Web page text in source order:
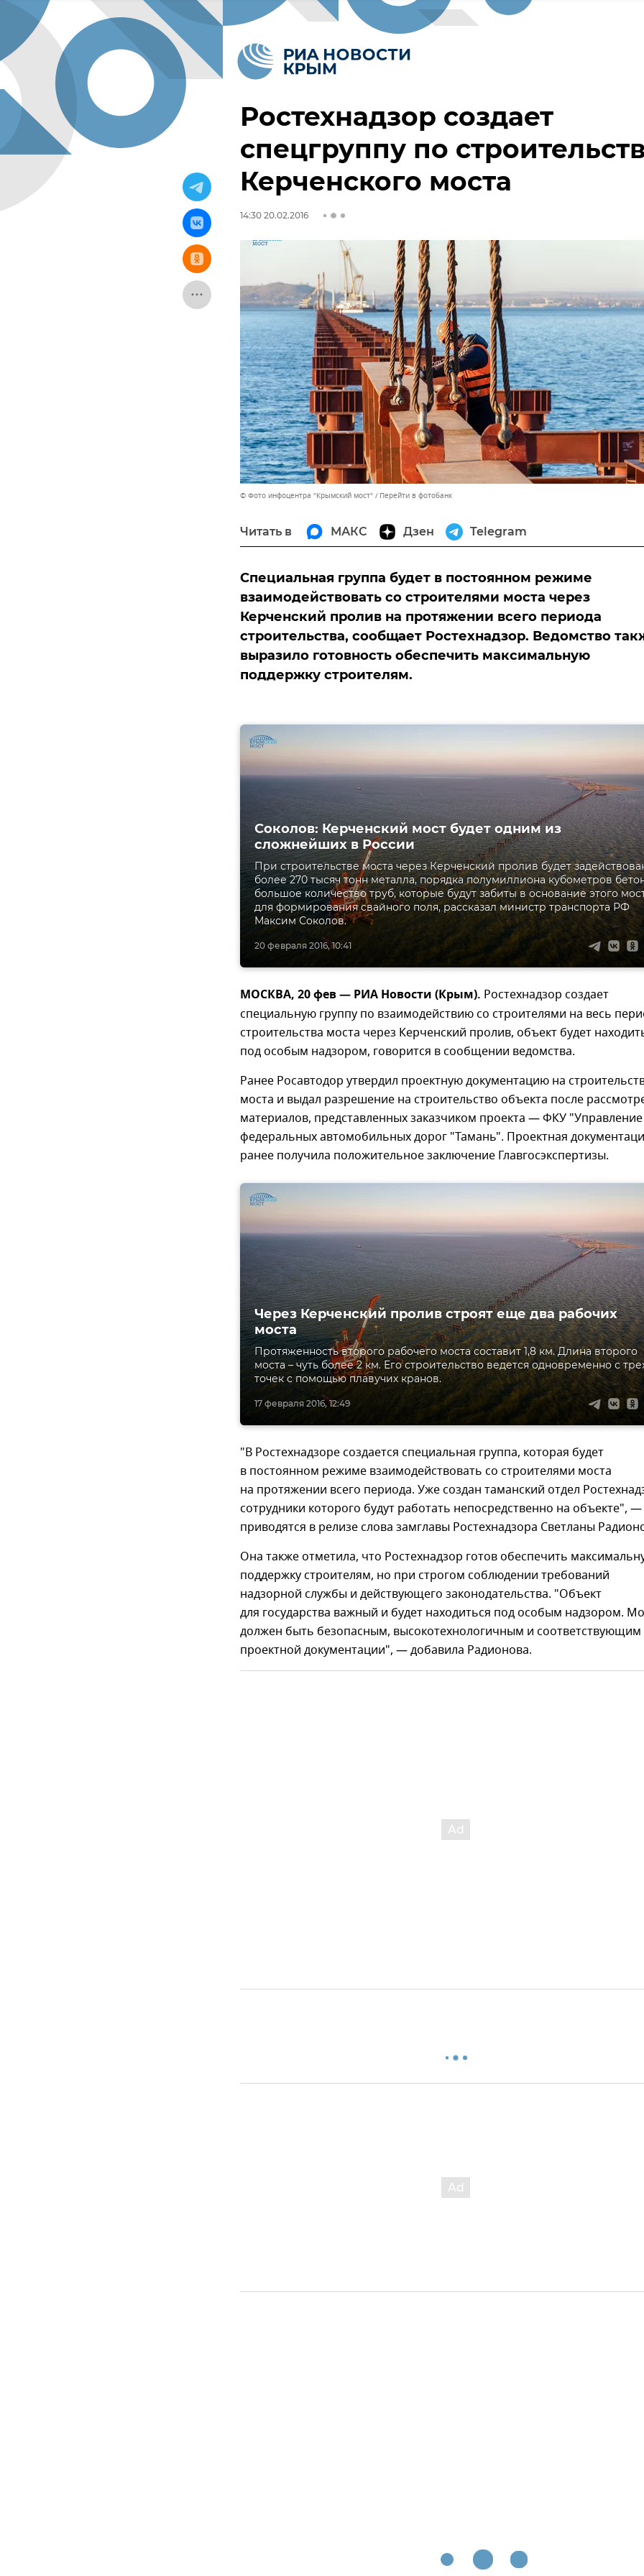
Ростехнадзор создает
спецгруппу по
Керченского моста
14:30 20.02.2016
© Фото инфоцентра "Крымский мост" Перейти в фотобанк
Читать в МАКС Дзен Telegram
Специальная группа будет в постоянном режиме
взаимодействовать со строителями моста через
Керченский пролив на протяжении всего периода
строительства, сообщает Ростехнадзор. Ведомство
выразило готовность обеспечить максимальную
поддержку строителям.
20 февраля 2016, 10:41
Соколов: Керченский мост будет одним из
сложнейших в России
При строительстве моста через Керченский пролив будет
более 270 тысяч тонн металла, порядка полумиллиона кубометров
большое количество труб, которые будут забиты в основание этого
для формирования свайного поля, рассказал министр транспорта РФ
Максим Соколов.
МОСКВА, 20 фев — РИА Новости (Крым). Ростехнадзор создает
специальную группу по взаимодействию со строителями на весь
строительства моста через Керченский пролив, объект будет
под особым надзором, говорится в сообщении ведомства.
Ранее Росавтодор утвердил проектную документацию на
моста и выдал разрешение на строительство объекта после
материалов, представленных заказчиком проекта — ФКУ "Управление
федеральных автомобильных дорог "Тамань". Проектная
ранее получила положительное заключение Главгосэкспертизы.
17 февраля 2016, 12:49
Через Керченский пролив строят еще два рабочих
моста
Протяженность второго рабочего моста составит 1,8 км. Длина второго
моста – чуть более 2 км. Его строительство ведется одновременно с
точек с помощью плавучих кранов.
"В Ростехнадзоре создается специальная группа, которая будет
в постоянном режиме взаимодействовать со строителями моста
на протяжении всего периода. Уже создан таманский отдел
сотрудники которого будут работать непосредственно на объекте", —
приводятся в релизе слова замглавы Ростехнадзора Светланы
Она также отметила, что Ростехнадзор готов обеспечить
поддержку строителям, но при строгом соблюдении требований
надзорной службы и действующего законодательства. "Объект
для государства важный и будет находиться под особым надзором.
должен быть безопасным, высокотехнологичным и соответствующим
проектной документации", — добавила Радионова.